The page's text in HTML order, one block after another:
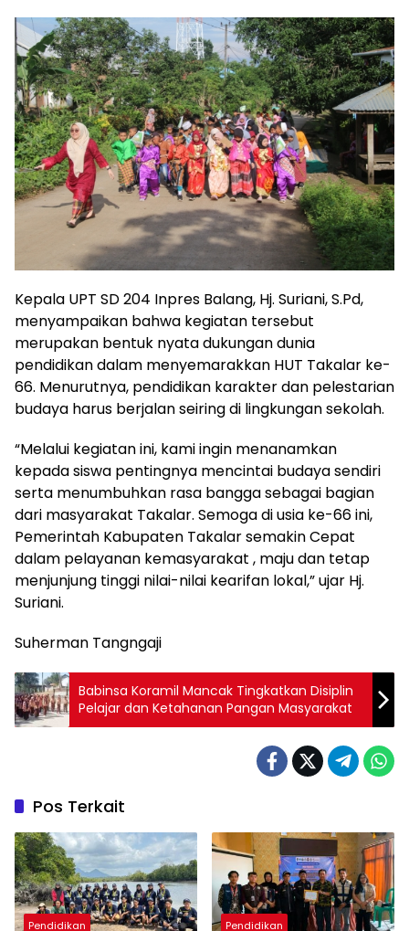
Kepala UPT SD 204 Inpres Balang, Hj. Suriani, S.Pd,
menyampaikan bahwa kegiatan tersebut
merupakan bentuk nyata dukungan dunia
pendidikan dalam menyemarakkan HUT Takalar ke-
66. Menurutnya, pendidikan karakter dan pelestarian
budaya harus berjalan seiring di lingkungan sekolah.
“Melalui kegiatan ini, kami ingin menanamkan
kepada siswa pentingnya mencintai budaya sendiri
serta menumbuhkan rasa bangga sebagai bagian
dari masyarakat Takalar. Semoga di usia ke-66 ini,
Pemerintah Kabupaten Takalar semakin Cepat
dalam pelayanan kemasyarakat , maju dan tetap
menjunjung tinggi nilai-nilai kearifan lokal,” ujar Hj.
Suriani.
Suherman Tangngaji
Babinsa Koramil Mancak Tingkatkan Disiplin
Pelajar dan Ketahanan Pangan Masyarakat
Pos Terkait
Pendidikan Pendidikan